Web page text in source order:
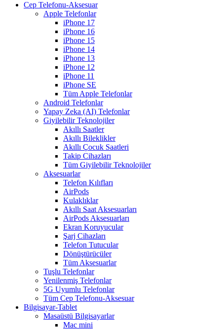
Cep Telefonu-Aksesuar
Apple Telefonlar
iPhone 17
iPhone 16
iPhone 15
iPhone 14
iPhone 13
iPhone 12
iPhone 11
iPhone SE
Tüm Apple Telefonlar
Android Telefonlar
Yapay Zeka (AI) Telefonlar
Giyilebilir Teknolojiler
Akıllı Saatler
Akıllı Bileklikler
Akıllı Çocuk Saatleri
Takip Cihazları
Tüm Giyilebilir Teknolojiler
Aksesuarlar
Telefon Kılıfları
AirPods
Kulaklıklar
Akıllı Saat Aksesuarları
AirPods Aksesuarları
Ekran Koruyucular
Şarj Cihazları
Telefon Tutucular
Dönüştürücüler
Tüm Aksesuarlar
Tuşlu Telefonlar
Yenilenmiş Telefonlar
5G Uyumlu Telefonlar
Tüm Cep Telefonu-Aksesuar
Bilgisayar-Tablet
Masaüstü Bilgisayarlar
Mac mini